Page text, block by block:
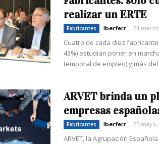
realizar un ERTE
Fabricantes Iberferr - 24
Cuatro de cada diez
43%) estudian poner en
temporal de empleo) y más del
ARVET brinda un
empresas
Fabricantes Iberferr - 25 mayo,
ARVET, la Agrupación